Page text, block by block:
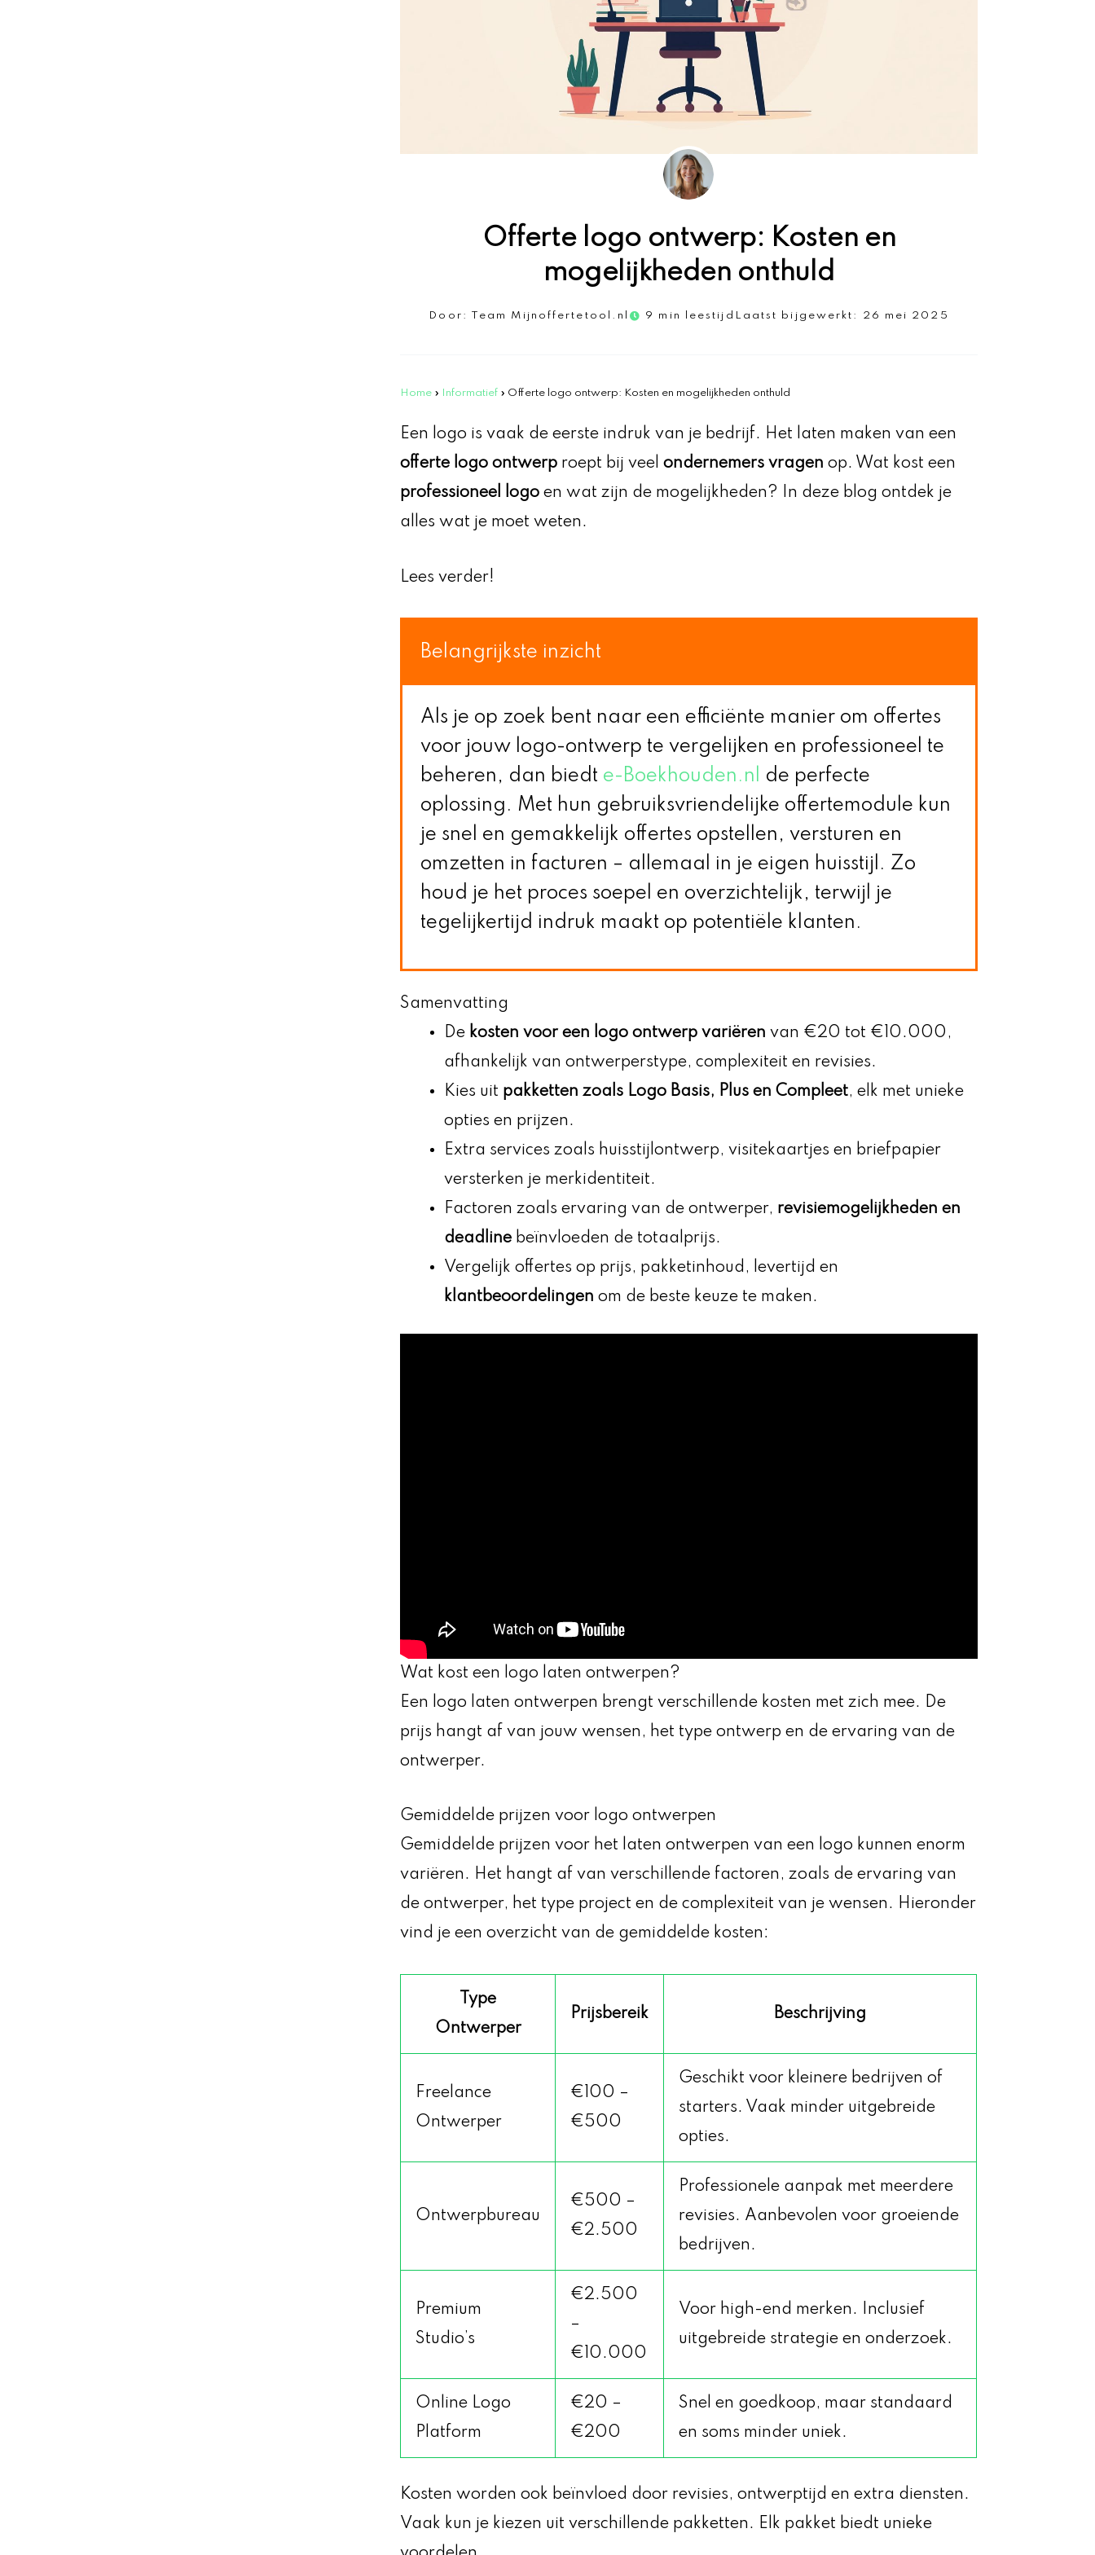
Offerte logo ontwerp: Kosten en
mogelijkheden onthuld
Door: Team Mijnoffertetool.nl 9 min leestijd Laatst bijgewerkt: 26 mei 2025
Home » Informatief » Offerte logo ontwerp: Kosten en mogelijkheden onthuld
Een logo is vaak de eerste indruk van je bedrijf. Het laten maken van een
offerte logo ontwerp roept bij veel ondernemers vragen op. Wat kost een
professioneel logo en wat zijn de mogelijkheden? In deze blog ontdek je
alles wat je moet weten.
Lees verder!
Belangrijkste inzicht
Als je op zoek bent naar een efficiënte manier om offertes
voor jouw logo-ontwerp te vergelijken en professioneel te
beheren, dan biedt e-Boekhouden.nl de perfecte
oplossing. Met hun gebruiksvriendelijke offertemodule kun
je snel en gemakkelijk offertes opstellen, versturen en
omzetten in facturen – allemaal in je eigen huisstijl. Zo
houd je het proces soepel en overzichtelijk, terwijl je
tegelijkertijd indruk maakt op potentiële klanten.
Samenvatting
De kosten voor een logo ontwerp variëren van €20 tot €10.000,
afhankelijk van ontwerperstype, complexiteit en revisies.
Kies uit pakketten zoals Logo Basis, Plus en Compleet, elk met unieke
opties en prijzen.
Extra services zoals huisstijlontwerp, visitekaartjes en briefpapier
versterken je merkidentiteit.
Factoren zoals ervaring van de ontwerper, revisiemogelijkheden en
deadline beïnvloeden de totaalprijs.
Vergelijk offertes op prijs, pakketinhoud, levertijd en
klantbeoordelingen om de beste keuze te maken.
Wat kost een logo laten ontwerpen?
Een logo laten ontwerpen brengt verschillende kosten met zich mee. De
prijs hangt af van jouw wensen, het type ontwerp en de ervaring van de
ontwerper.
Gemiddelde prijzen voor logo ontwerpen
Gemiddelde prijzen voor het laten ontwerpen van een logo kunnen enorm
variëren. Het hangt af van verschillende factoren, zoals de ervaring van
de ontwerper, het type project en de complexiteit van je wensen. Hieronder
vind je een overzicht van de gemiddelde kosten:
Type
Ontwerper
Prijsbereik Beschrijving
Freelance
Ontwerper
€100 –
€500
Geschikt voor kleinere bedrijven of
starters. Vaak minder uitgebreide
opties.
Ontwerpbureau
€500 –
€2.500
Professionele aanpak met meerdere
revisies. Aanbevolen voor groeiende
bedrijven.
Premium
Studio’s
€2.500
–
€10.000
Voor high-end merken. Inclusief
uitgebreide strategie en onderzoek.
Online Logo
Platform
€20 –
€200
Snel en goedkoop, maar standaard
en soms minder uniek.
Kosten worden ook beïnvloed door revisies, ontwerptijd en extra diensten.
Vaak kun je kiezen uit verschillende pakketten. Elk pakket biedt unieke